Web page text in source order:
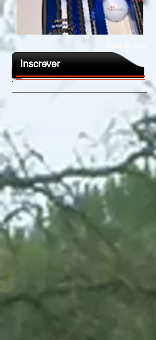
Titulo do post
Texto do post
Inscrever